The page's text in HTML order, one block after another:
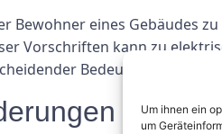
Um ihnen ein
um
Bewohner eines Gebäudes
Vorschriften kann zu
Bedeutung, die
der